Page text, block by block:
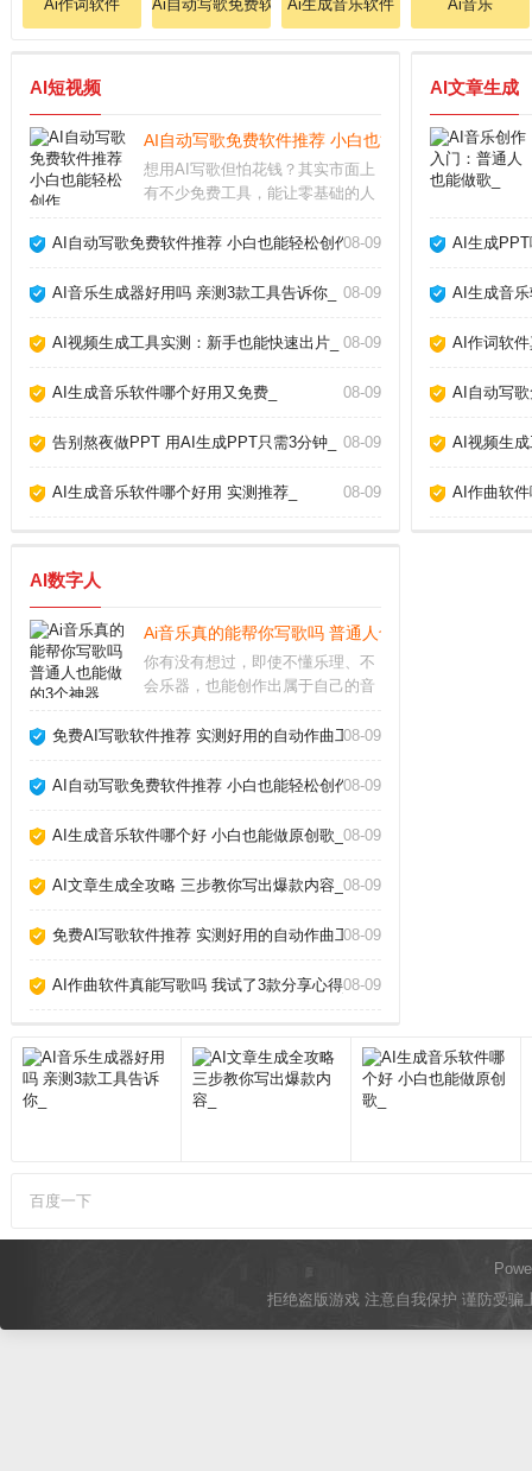
Ai作词软件 Ai自动写歌免费软件Ai生成音乐软件 Ai音乐
AI短视频
AI自动写歌免费软件推荐 小白也能轻松创作_
想用AI写歌但怕花钱？其实市面上
有不少免费工具，能让零基础的人
实际使用体验出发，聊聊几款真正
绕过那些华而不实的坑。免费AI写
AI自动写歌免费软件推荐 小白也能轻松创作_08-09
AI音乐生成器好用吗 亲测3款工具告诉你_ 08-09
AI视频生成工具实测：新手也能快速出片_ 08-09
AI生成音乐软件哪个好用又免费_ 08-09
告别熬夜做PPT 用AI生成PPT只需3分钟_ 08-09
AI生成音乐软件哪个好用 实测推荐_ 08-09
AI文章生成
AI生成
AI生成音
AI作词软
AI自动写
AI视频生
AI作曲软
AI数字人
Ai音乐真的能帮你写歌吗 普通人也能做的3个神器_
你有没有想过，即使不懂乐理、不
会乐器，也能创作出属于自己的音
切变成现实。从自动生成旋律到智
乐正在降低创作门槛，让每个人都
免费AI写歌软件推荐 实测好用的自动作曲工具_
08-09
AI自动写歌免费软件推荐 小白也能轻松创作_08-09
AI生成音乐软件哪个好 小白也能做原创歌_ 08-09
AI文章生成全攻略 三步教你写出爆款内容_ 08-09
免费AI写歌软件推荐 实测好用的自动作曲工具_
08-09
AI作曲软件真能写歌吗 我试了3款分享心得_08-09
百度一下
拒绝盗版游戏 注意自我保护 谨防受